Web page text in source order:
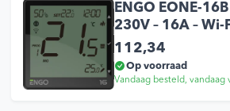
ENGO EONE-
230V – 16A – Wi-
112,34
Op voorraad
Vandaag besteld, vandaag